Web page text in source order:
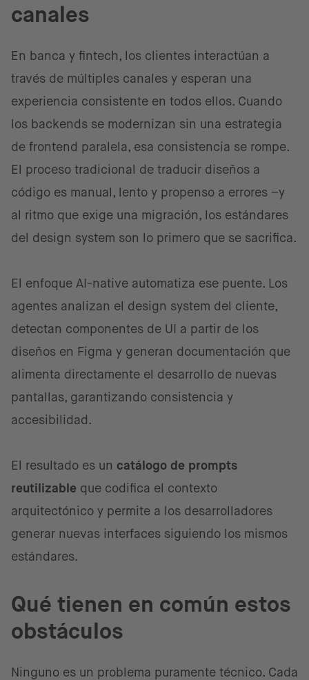
canales
En banca y fintech, los clientes interactúan a
través de múltiples canales y esperan una
experiencia consistente en todos ellos. Cuando
los backends se modernizan sin una estrategia
de frontend paralela, esa consistencia se rompe.
El proceso tradicional de traducir diseños a
código es manual, lento y propenso a errores –y
al ritmo que exige una migración, los estándares
del design system son lo primero que se sacrifica.
El enfoque AI-native automatiza ese puente. Los
agentes analizan el design system del cliente,
detectan componentes de UI a partir de los
diseños en Figma y generan documentación que
alimenta directamente el desarrollo de nuevas
pantallas, garantizando consistencia y
accesibilidad.
El resultado es un catálogo de prompts
reutilizable que codifica el contexto
arquitectónico y permite a los desarrolladores
generar nuevas interfaces siguiendo los mismos
estándares.
Qué tienen en común estos
obstáculos
Ninguno es un problema puramente técnico. Cada